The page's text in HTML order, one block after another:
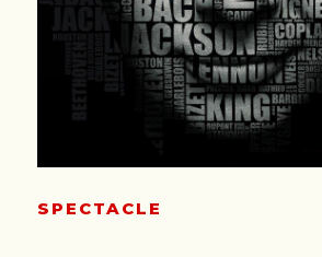
SPECTACLE